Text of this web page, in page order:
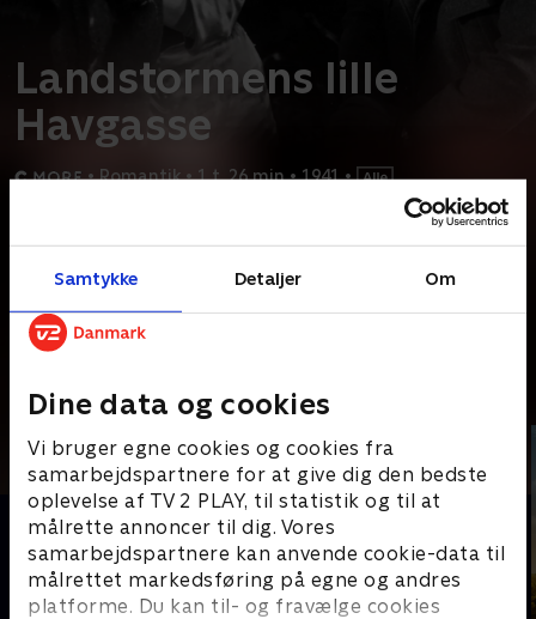
Samtykke Detaljer Om
Dine data og cookies
Vi bruger egne cookies og cookies fra
samarbejdspartnere for at give dig den bedste
oplevelse af TV 2 PLAY, til statistik og til at
målrette annoncer til dig. Vores
samarbejdspartnere kan anvende cookie-data til
målrettet markedsføring på egne og andres
platforme. Du kan til- og fravælge cookies
Landstormens lille
Havgasse
• Romantik • 1 t. 26 min • 1941 •
Romantisk komedie fra 1941, hvor en forkælet storbypige
havner på landet som beredskabspige, der skal
Prøv TV 2 Play*
*Kræver pakken Basis. Administrer dit abonnement på Mit TV 2.
Andre så også